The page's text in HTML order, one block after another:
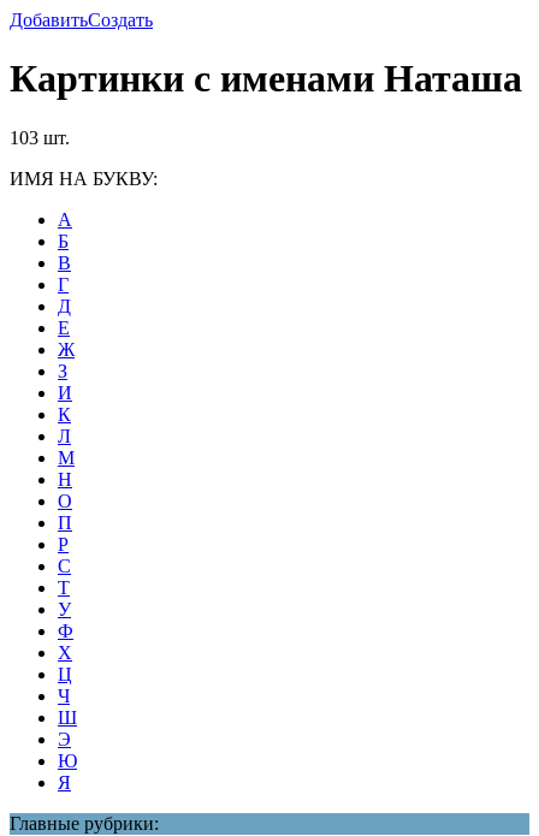
ДобавитьСоздать
Картинки с именами Наташа
103 шт.
ИМЯ НА БУКВУ:
А
Б
В
Г
Д
Е
Ж
З
И
К
Л
М
Н
О
П
Р
С
Т
У
Ф
Х
Ц
Ч
Ш
Э
Ю
Я
Главные рубрики: